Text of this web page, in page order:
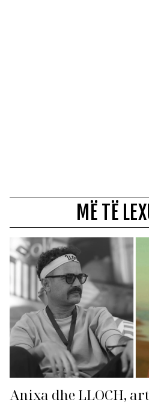
MË TË
Anixa dhe LLOCH,